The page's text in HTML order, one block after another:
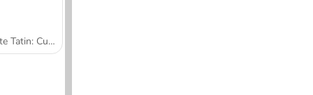
Tarte Tatin: Cucina con Sara